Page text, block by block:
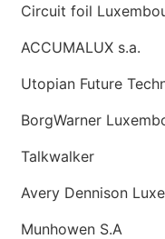
Circuit foil
ACCUMALUX s.a.
Utopian Future
BorgWarner
Talkwalker
Avery Dennison
Munhowen S.A